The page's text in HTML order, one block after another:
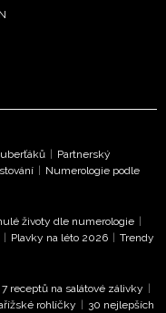
| Partnerský
| Numerologie podle
životy dle numerologie |
| Plavky na léto 2026 | Trendy
7 receptů na salátové zálivky |
rohlíčky | 30 nejlepších